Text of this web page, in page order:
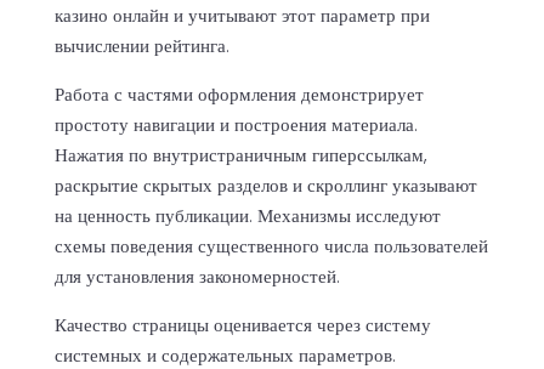
казино онлайн и учитывают этот параметр при
вычислении рейтинга.
Работа с частями оформления демонстрирует
простоту навигации и построения материала.
Нажатия по внутристраничным гиперссылкам,
раскрытие скрытых разделов и скроллинг указывают
на ценность публикации. Механизмы исследуют
схемы поведения существенного числа пользователей
для установления закономерностей.
Качество страницы оценивается через систему
системных и содержательных параметров.